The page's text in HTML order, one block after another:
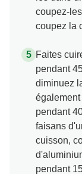
coupez-
coupez la
Faites
pendant
diminuez
pendant
faisans
cuisson,
pendant